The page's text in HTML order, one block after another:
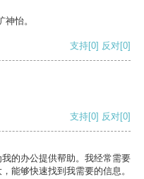
怡。
支持[0] 反对[0]
支持[0] 反对[0]
的办公提供帮助。我经常需要
能够快速找到我需要的信息。